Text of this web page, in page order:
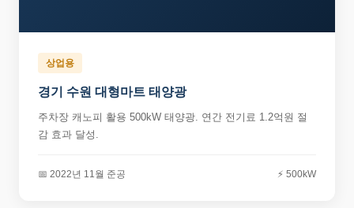
상업용
경기 수원 대형마트 태양광
주차장 캐노피 활용 500kW 태양광. 연간 전기료 1.2억원 절
감 효과 달성.
📅 2022년 11월 준공 ⚡ 500kW